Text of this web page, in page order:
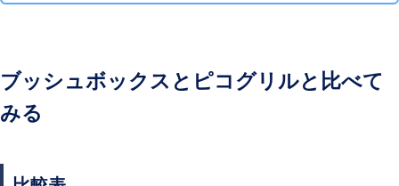
ブッシュボックスとピコグリルと比べて
みる